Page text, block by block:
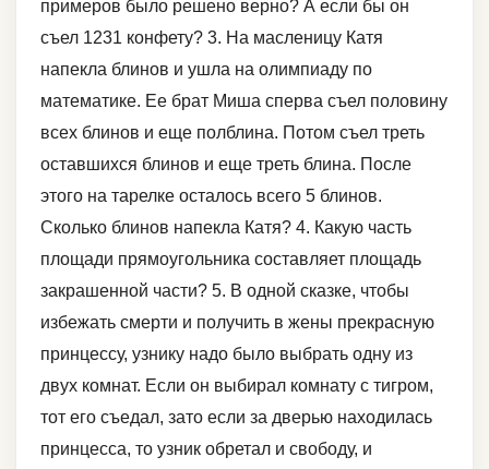
примеров было решено верно? А если бы он
съел 1231 конфету? 3. На масленицу Катя
напекла блинов и ушла на олимпиаду по
математике. Ее брат Миша сперва съел половину
всех блинов и еще полблина. Потом съел треть
оставшихся блинов и еще треть блина. После
этого на тарелке осталось всего 5 блинов.
Сколько блинов напекла Катя? 4. Какую часть
площади прямоугольника составляет площадь
закрашенной части? 5. В одной сказке, чтобы
избежать смерти и получить в жены прекрасную
принцессу, узнику надо было выбрать одну из
двух комнат. Если он выбирал комнату с тигром,
тот его съедал, зато если за дверью находилась
принцесса, то узник обретал и свободу, и